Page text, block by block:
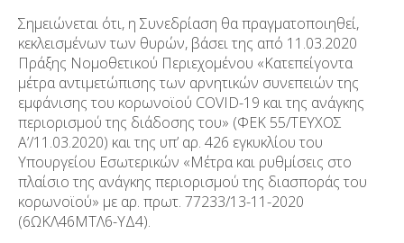
Σημειώνεται ότι,​​ η Συνεδρίαση θα πραγματοποιηθεί​​,
κεκλεισμένων των θυρών,​​ βάσει της από 11.03.2020
Πράξης Νομοθετικού Περιεχομένου «Κατεπείγοντα
μέτρα αντιμετώπισης των αρνητικών συνεπειών της
εμφάνισης του κορωνοϊού​​ COVID-19 και της ανάγκης
περιορισμού της διάδοσης του» (ΦΕΚ 55/ΤΕΥΧΟΣ
Α’/11.03.2020) και της υπ’ αρ. 426 εγκυκλίου του
Υπουργείου Εσωτερικών «Μέτρα και ρυθμίσεις στο
πλαίσιο της ανάγκης περιορισμού της διασποράς του
κορωνοϊού» με αρ. πρωτ. 77233/13-11-2020
(6ΩΚΛ46ΜΤΛ6-ΥΔ4).